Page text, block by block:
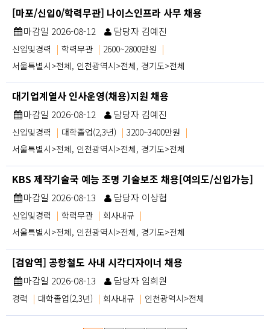
[마포/신입0/학력무관] 나이스인프라 사무 채용
마감일 2026-08-12 담당자 김예진
신입및경력 | 학력무관 | 2600~2800만원 |
서울특별시>전체, 인천광역시>전체, 경기도>전체
대기업계열사 인사운영(채용)지원 채용
마감일 2026-08-12 담당자 김예진
신입및경력 | 대학졸업(2,3년) | 3200~3400만원 |
서울특별시>전체, 인천광역시>전체, 경기도>전체
KBS 제작기술국 예능 조명 기술보조 채용[여의도/신입가능]
마감일 2026-08-13 담당자 이상협
신입및경력 | 학력무관 | 회사내규 |
서울특별시>전체, 인천광역시>전체, 경기도>전체
[검암역] 공항철도 사내 시각디자이너 채용
마감일 2026-08-13 담당자 임희원
경력 | 대학졸업(2,3년) | 회사내규 | 인천광역시>전체